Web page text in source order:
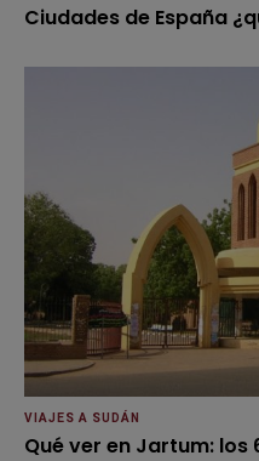
Ciudades de España
VIAJES A SUDÁN
Qué ver en Jartum: